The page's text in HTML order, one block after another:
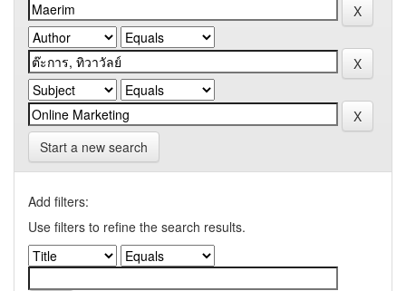
Start a new search
Add filters:
Use filters to refine the search results.